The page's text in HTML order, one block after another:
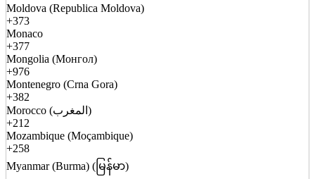
Moldova (Republica Moldova)
+373
Monaco
+377
Mongolia (Монгол)
+976
Montenegro (Crna Gora)
+382
Morocco (المغرب)
+212
Mozambique (Moçambique)
+258
Myanmar (Burma) (မြန်မာ)